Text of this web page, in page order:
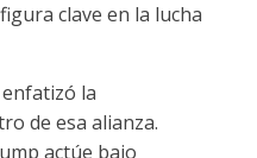
clave en la lucha
la
de esa alianza.
actúe bajo